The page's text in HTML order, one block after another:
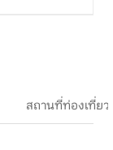
สถานที่ท่องเที่ย